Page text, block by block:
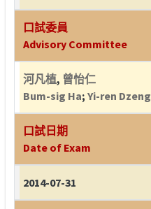
口試委員
Advisory Committee
河凡植, 曾怡仁
Bum-sig Ha; Yi-ren Dzeng
口試日期
Date of Exam
2014-07-31